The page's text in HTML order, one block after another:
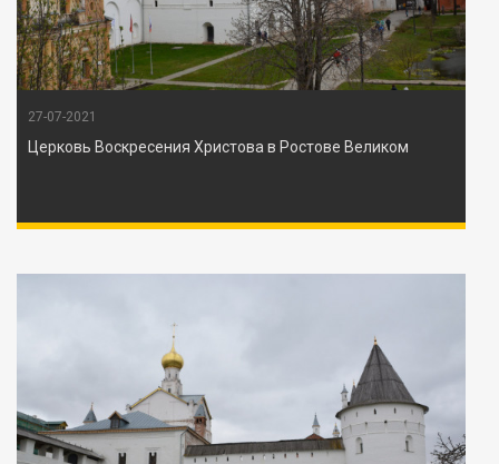
27-07-2021
Церковь Воскресения Христова в Ростове Великом